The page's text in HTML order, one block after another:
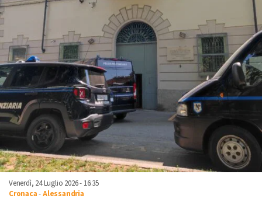
Venerdì, 24 Luglio 2026 - 16:35
Cronaca-Alessandria